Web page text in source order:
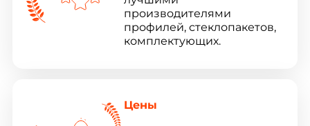
производителями
профилей, стеклопакетов,
комплектующих.
Цены